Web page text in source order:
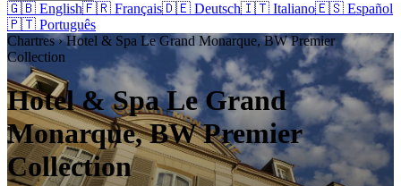
🇬🇧 English🇫🇷 Français🇩🇪 Deutsch🇮🇹 Italiano🇪🇸 Español
🇵🇹 Português
Chartres › Hotel & Spa Le Grand Monarque, BW Premier
Collection
Hotel & Spa Le Grand
Monarque, BW Premier
Collection